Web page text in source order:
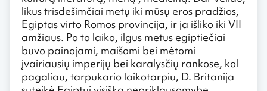
likus trisdešimčiai metų iki mūsų eros pradžios,
Egiptas virto Romos provincija, ir ja išliko iki VII
amžiaus. Po to laiko, ilgus metus egiptiečiai
buvo painojami, maišomi bei mėtomi
įvairiausių imperijų bei karalysčių rankose, kol
pagaliau, tarpukario laikotarpiu, D. Britanija